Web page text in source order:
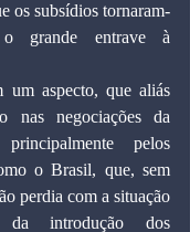
os subsídios tornaram-
o grande entrave à
um aspecto, que aliás
nas negociações da
pelos
o Brasil, que, sem
perdia com a situação